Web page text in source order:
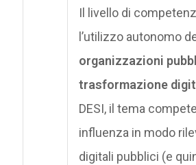
Il livello di
l’utilizzo autonomo
organizzazioni
trasformazione
DESI, il tema
influenza in modo
digitali pubblici (e